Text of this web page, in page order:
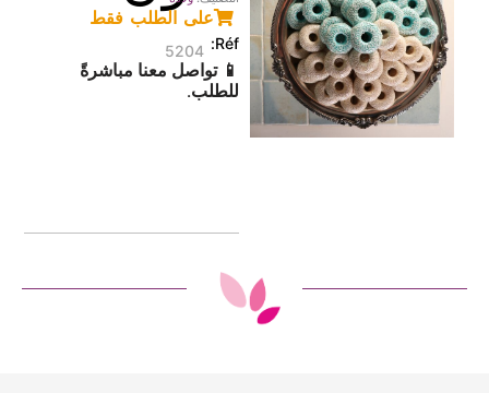
على الطلب فقط
5204
📱 تواصل معنا مباشرةً
للطلب.